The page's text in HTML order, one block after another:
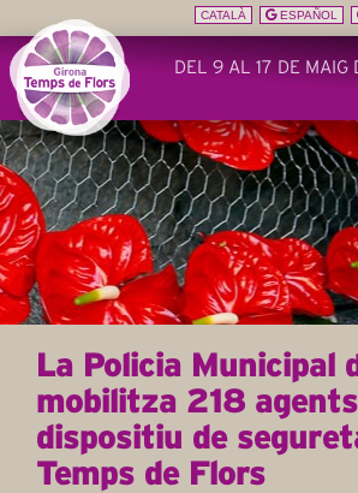
CATALÀ ESPAÑOL
DEL 9 AL 17 DE MAIG
La Policia Municipal
mobilitza 218
dispositiu de
Temps de Flors